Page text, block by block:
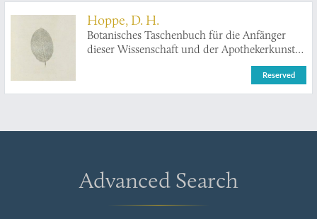
Hoppe, D. H.
Botanisches Taschenbuch für die Anfänger
dieser Wissenschaft und der Apothekerkunst
Reserved
Advanced Search